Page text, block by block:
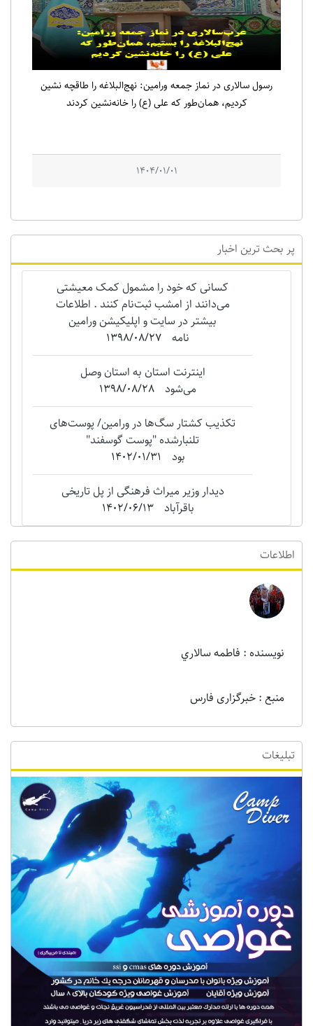
رسول سالاری در نماز جمعه ورامین: نهج‌البلاغه را طاقچه نشین
کردیم، همان‌طور که علی (ع) را خانه‌نشین کردند
1404/01/01
پر بحث ترین اخبار
کسانی که خود را مشمول کمک معیشتی
می‌دانند از امشب ثبت‌نام کنند . اطلاعات
بیشتر در سایت و اپلیکیشن ورامین
نامه 1398/08/27
اینترنت استان به استان وصل
می‌شود
1398/08/28
تکذیب کشتار سگ‌ها در ورامین/ پوست‌های
تلنبارشده "‌پوست گوسفند"
بود
1402/01/31
دیدار وزیر میراث فرهنگی از پل تاریخی
باقرآباد
1402/06/13
اطلاعات
نویسنده : فاطمه سالاري
منبع : خبرگزاری فارس
تبلیغات